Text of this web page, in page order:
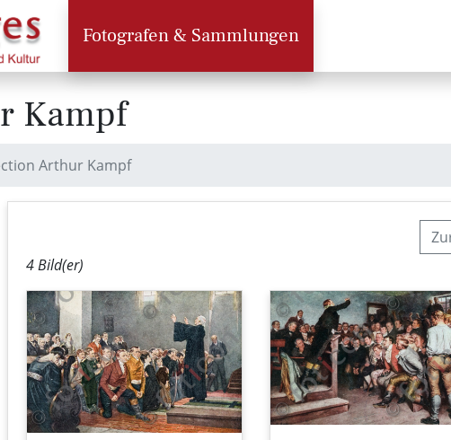
Fotografen & Sammlungen
Kampf
Arthur Kampf
4 Bild(er)